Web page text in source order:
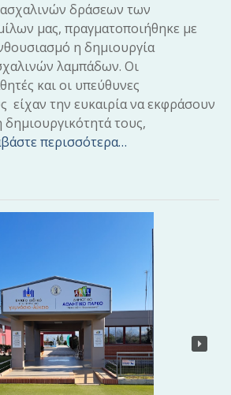
δράσεων των
μας, πραγματοποιήθηκε με
η δημιουργία
λαμπάδων. Οι
και οι υπεύθυνες
είχαν την ευκαιρία να εκφράσουν
δημιουργικότητά τους,
περισσότερα…